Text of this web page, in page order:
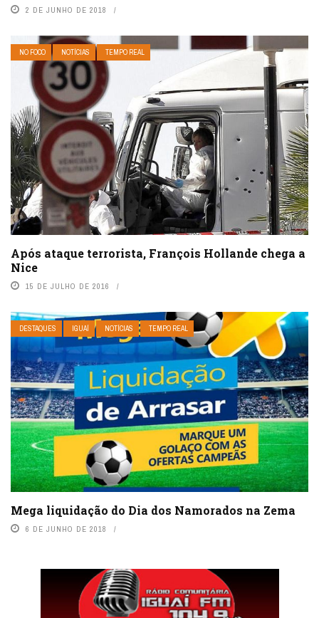
2 DE JUNHO DE 2018
NO FOCO NOTÍCIAS TEMPO REAL
Após ataque terrorista, François Hollande chega a
Nice
15 DE JULHO DE 2016
DESTAQUES IGUAÍ NOTÍCIAS TEMPO REAL
Mega liquidação do Dia dos Namorados na Zema
6 DE JUNHO DE 2018